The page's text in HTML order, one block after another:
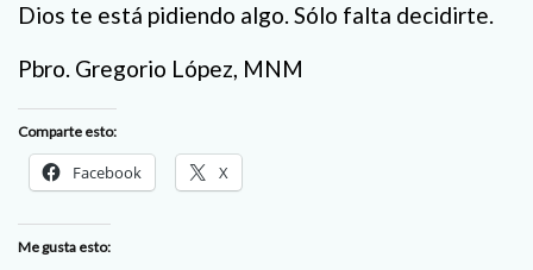
Dios te está pidiendo algo. Sólo falta decidirte.
Pbro. Gregorio López, MNM
Comparte esto:
Facebook X
Me gusta esto: